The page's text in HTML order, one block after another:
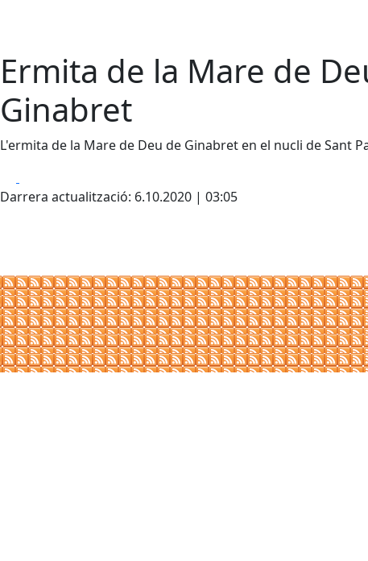
Ermita de la Mare de
Ginabret
L'ermita de la Mare de Deu de Ginabret en el nucli de Sant
Darrera actualització: 6.10.2020 | 03:05